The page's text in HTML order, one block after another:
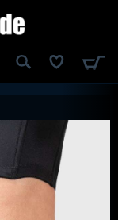
REGISTRIEREN